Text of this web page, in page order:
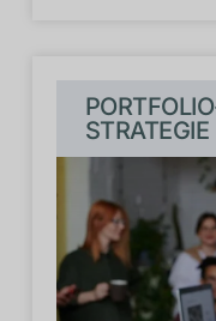
STRATEGIE